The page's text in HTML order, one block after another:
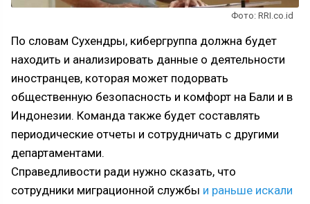
Фото: RRI.co.id
По словам Сухендры, кибергруппа должна будет
находить и анализировать данные о деятельности
иностранцев, которая может подорвать
общественную безопасность и комфорт на Бали и в
Индонезии. Команда также будет составлять
периодические отчеты и сотрудничать с другими
департаментами.
Справедливости ради нужно сказать, что
сотрудники миграционной службы и раньше искали